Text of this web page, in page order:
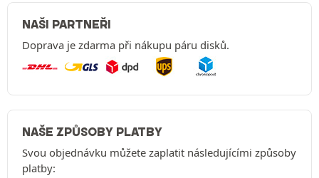
NAŠI PARTNEŘI
Doprava je zdarma při nákupu páru disků.
NAŠE ZPŮSOBY PLATBY
Svou objednávku můžete zaplatit následujícími způsoby
platby: